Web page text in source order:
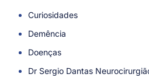
Curiosidades
Demência
Doenças
Dr Sergio Dantas